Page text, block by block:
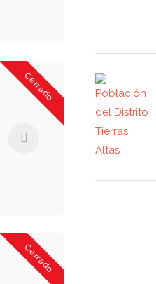
Cerrado
Cerrado